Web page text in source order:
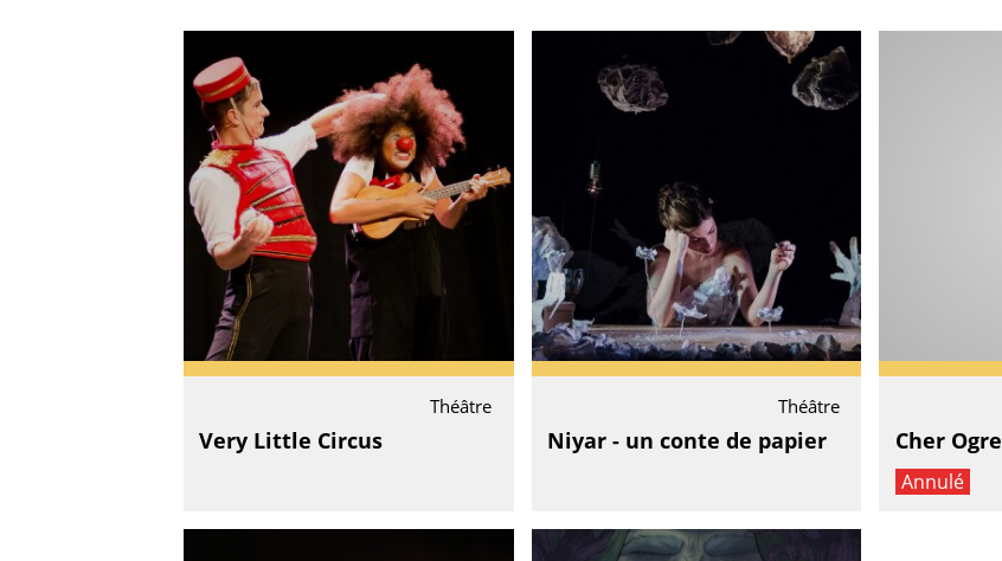
Théâtre
Very Little Circus
Théâtre
Niyar - un conte de papier Cher Ogre
Annulé